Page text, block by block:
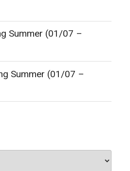
Summer (01/07 –
Summer (01/07 –